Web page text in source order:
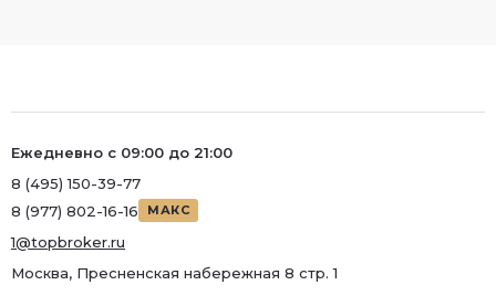
Ежедневно с 09:00 до 21:00
8 (495) 150-39-77
8 (977) 802-16-16
МАКС
1@topbroker.ru
Москва, Пресненская набережная 8 стр. 1